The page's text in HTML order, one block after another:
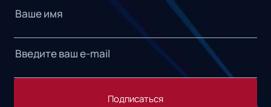
Подписаться